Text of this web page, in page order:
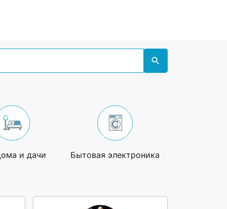
и дачи Бытовая электроника